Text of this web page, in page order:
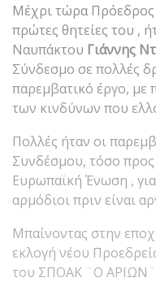
Μέχρι τώρα Πρόεδρος
πρώτες θητείες του ,
Ναυπάκτου Γιάννης
Σύνδεσμο σε πολλές
παρεμβατικό έργο,
των κινδύνων που
Πολλές ήταν οι
Συνδέσμου, τόσο προς
Ευρωπαϊκή Ένωση ,
αρμόδιοι πριν είναι
Μπαίνοντας στην
εκλογή νέου
του ΣΠΟΑΚ ¨Ο